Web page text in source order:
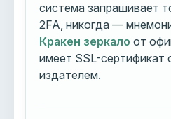
система запрашивает
2FA, никогда —
Кракен зеркало от
имеет SSL-сертификат
издателем.